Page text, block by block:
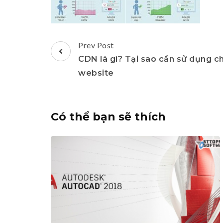
Post
Navigation
Prev Post
CDN là gì? Tại sao cần sử dụng
website
Có thể bạn sẽ thích